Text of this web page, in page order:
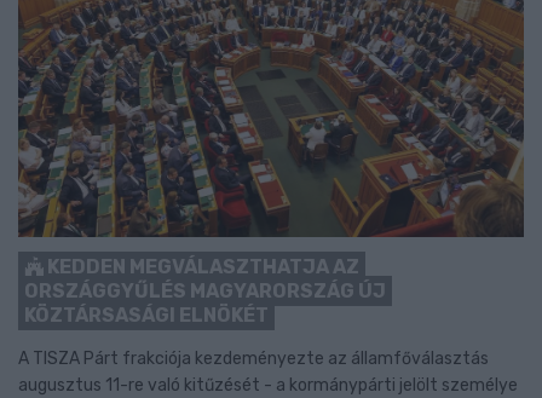
KEDDEN MEGVÁLASZTHATJA AZ
ORSZÁGGYŰLÉS MAGYARORSZÁG ÚJ
KÖZTÁRSASÁGI ELNÖKÉT
A TISZA Párt frakciója kezdeményezte az államfőválasztás
augusztus 11-re való kitűzését - a kormánypárti jelölt személye